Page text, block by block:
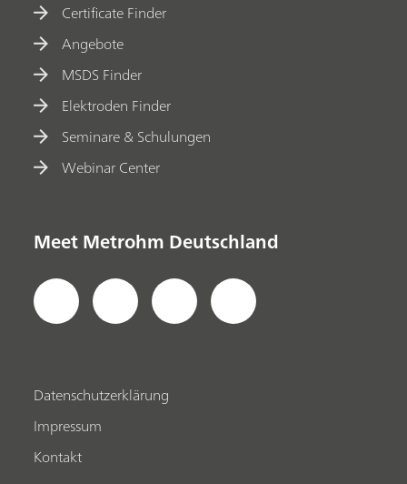
Certificate Finder
Angebote
MSDS Finder
Elektroden Finder
Seminare & Schulungen
Webinar Center
Meet Metrohm Deutschland
Datenschutzerklärung
Impressum
Kontakt